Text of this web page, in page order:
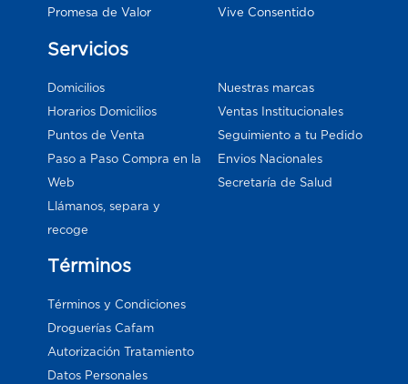
Promesa de Valor
Vive Consentido
Servicios
Domicilios
Horarios Domicilios
Puntos de Venta
Paso a Paso Compra en la
Web
Llámanos, separa y
recoge
Nuestras marcas
Ventas Institucionales
Seguimiento a tu Pedido
Envios Nacionales
Secretaría de Salud
Términos
Términos y Condiciones
Droguerías Cafam
Autorización Tratamiento
Datos Personales